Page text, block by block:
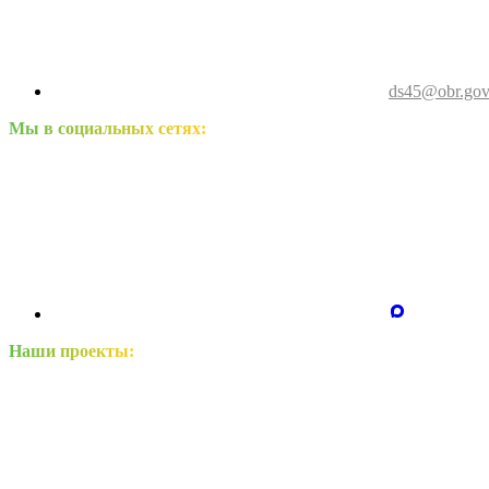
Мы в социальных сетях:
Наши проекты: